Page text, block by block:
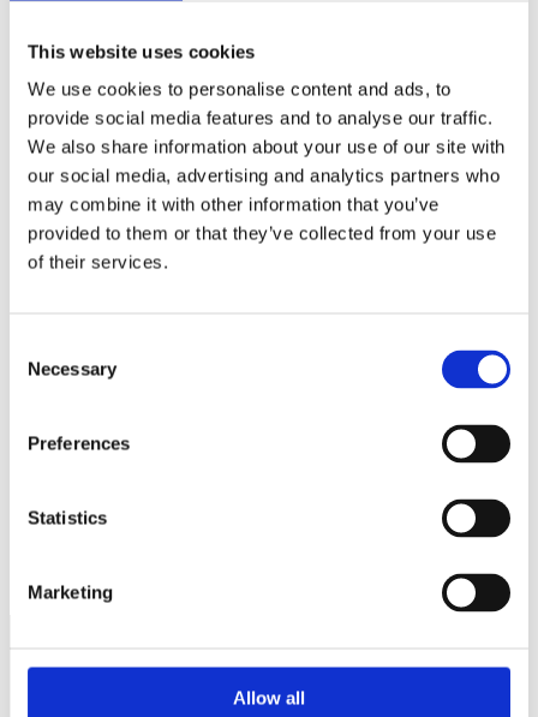
This website uses cookies
We use cookies to personalise content and ads, to
provide social media features and to analyse our traffic.
We also share information about your use of our site with
our social media, advertising and analytics partners who
may combine it with other information that you’ve
provided to them or that they’ve collected from your use
of their services.
Selection
Necessary
Preferences
Statistics
Marketing
Allow all
Namn*
E-postadress*
Spara mitt namn, min e-postadress och webbplats i denna
webbläsare till nästa gång jag skriver en kommentar.
Fler och fler företag hamnar hos kronofogden med sin